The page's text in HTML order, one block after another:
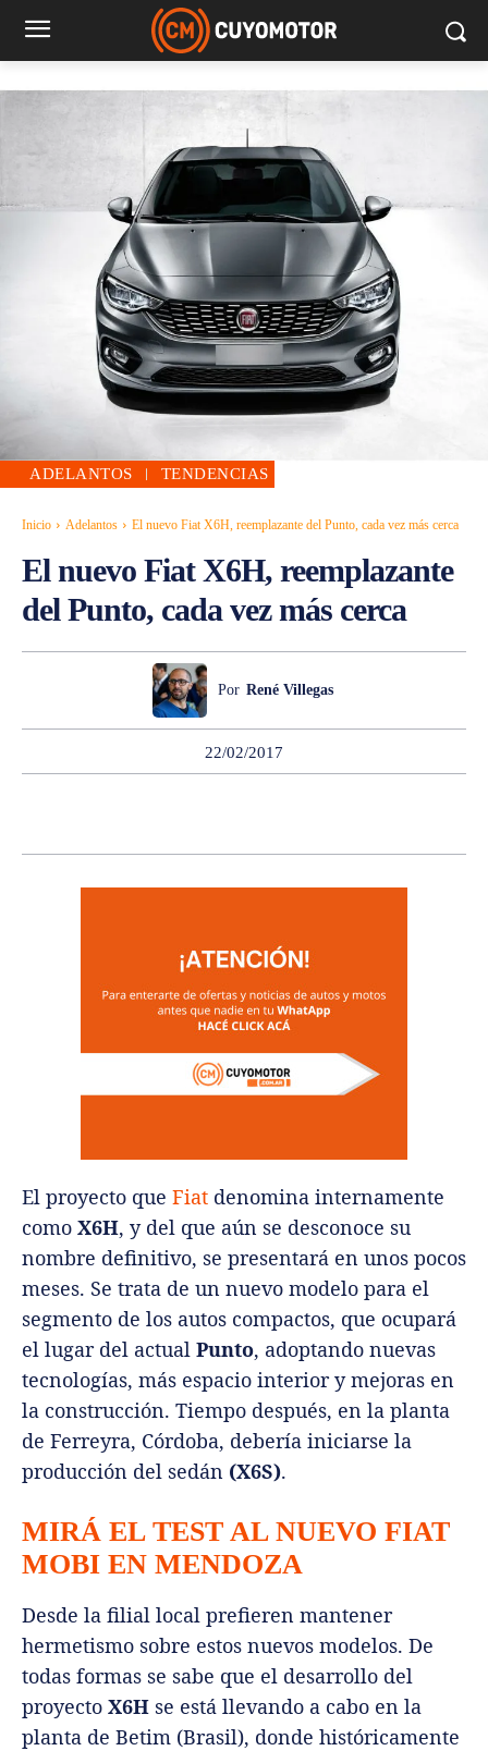
ADELANTOS TENDENCIAS
Inicio Adelantos El nuevo Fiat X6H, reemplazante del Punto, cada vez más cerca
El nuevo Fiat X6H, reemplazante
del Punto, cada vez más cerca
Por René Villegas
22/02/2017
El proyecto que Fiat denomina internamente
como X6H, y del que aún se desconoce su
nombre definitivo, se presentará en unos pocos
meses. Se trata de un nuevo modelo para el
segmento de los autos compactos, que ocupará
el lugar del actual Punto, adoptando nuevas
tecnologías, más espacio interior y mejoras en
la construcción. Tiempo después, en la planta
de Ferreyra, Córdoba, debería iniciarse la
producción del sedán (X6S).
MIRÁ EL TEST AL NUEVO FIAT
MOBI EN MENDOZA
Desde la filial local prefieren mantener
hermetismo sobre estos nuevos modelos. De
todas formas se sabe que el desarrollo del
proyecto X6H se está llevando a cabo en la
planta de Betim (Brasil), donde históricamente